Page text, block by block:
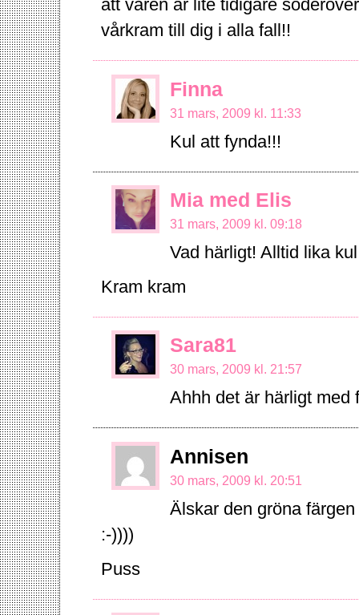
att våren är lite tidigare
vårkram till dig i alla fall!!
Finna
31 mars, 2009 kl. 11:33
Kul att fynda!!!
Mia med Elis
31 mars, 2009 kl. 09:18
Vad härligt! Alltid lika
Kram kram
Sara81
30 mars, 2009 kl. 21:57
Ahhh det är härligt med
Annisen
30 mars, 2009 kl. 20:51
Älskar den gröna
:-))))
Puss